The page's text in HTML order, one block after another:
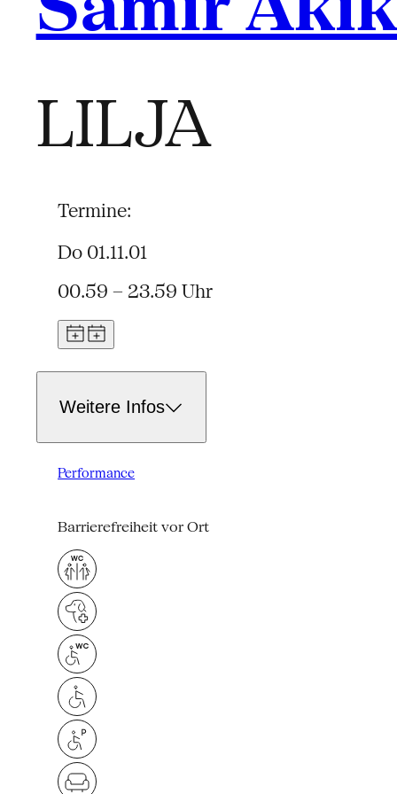
LILJA
Termine:
Do 01.11.01
00.59 – 23.59 Uhr
Weitere Infos
Performance
Barrierefreiheit vor Ort